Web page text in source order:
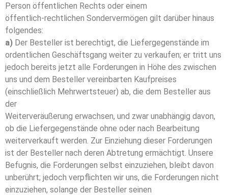
Person öffentlichen Rechts oder einem
öffentlich-rechtlichen Sondervermögen gilt darüber hinaus
folgendes:
a) Der Besteller ist berechtigt, die Liefergegenstände im
ordentlichen Geschäftsgang weiter zu verkaufen; er tritt uns
jedoch bereits jetzt alle Forderungen in Höhe des zwischen
uns und dem Besteller vereinbarten Kaufpreises
(einschließlich Mehrwertsteuer) ab, die dem Besteller aus
der
Weiterveräußerung erwachsen, und zwar unabhängig davon,
ob die Liefergegenstände ohne oder nach Bearbeitung
weiterverkauft werden. Zur Einziehung dieser Forderungen
ist der Besteller nach deren Abtretung ermächtigt. Unsere
Befugnis, die Forderungen selbst einzuziehen, bleibt davon
unberührt; jedoch verpflichten wir uns, die Forderungen nicht
einzuziehen, solange der Besteller seinen